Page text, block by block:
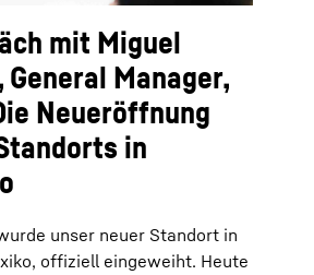
mit Miguel
General Manager,
Neueröffnung
in
unser neuer Standort in
offiziell eingeweiht. Heute